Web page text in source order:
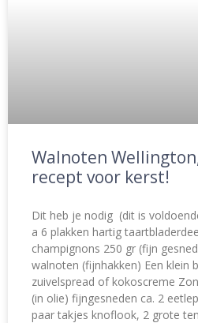
Walnoten
recept voor kerst!
Dit heb je nodig (dit is
a 6 plakken hartig
champignons 250 gr (fijn
walnoten (fijnhakken) Een klein
zuivelspread of kokoscreme
(in olie) fijngesneden ca. 2
paar takjes knoflook, 2 grote